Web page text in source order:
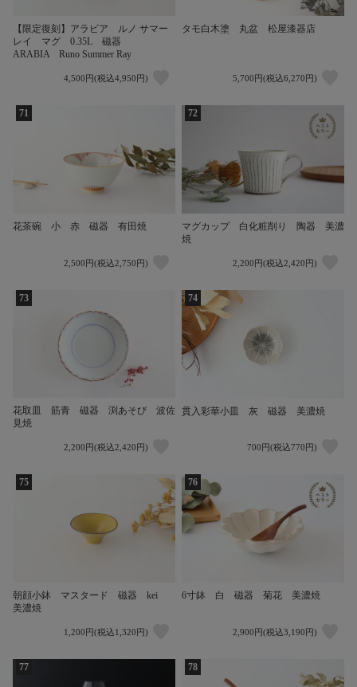
【限定復刻】アラビア ルノ サマー
レイ マグ 0.35L 磁器
ARABIA Runo Summer Ray
4,500円(税込4,950円)
タモ白木塗 丸盆 松屋漆器店
5,700円(税込6,270円)
71
花茶碗 小 赤 磁器 有田焼
2,500円(税込2,750円)
72
マグカップ 白化粧削り 陶器 美濃
焼
2,200円(税込2,420円)
73
花取皿 筋青 磁器 渕あそび 波佐
見焼
2,200円(税込2,420円)
74
貫入彩華小皿 灰 磁器 美濃焼
700円(税込770円)
75
朝顔小鉢 マスタード 磁器 kei
美濃焼
1,200円(税込1,320円)
76
6寸鉢 白 磁器 菊花 美濃焼
2,900円(税込3,190円)
77 78